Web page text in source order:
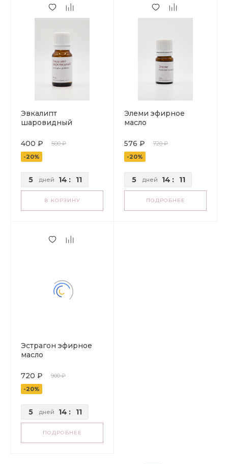
Эвкалипт
шаровидный
мл.
400 ₽
500 ₽
-20%
5 дней 14 : 11
В КОРЗИНУ
Элеми эфирное
масло
576 ₽
720 ₽
-20%
5 дней 14 : 11
ПОДРОБНЕЕ
Эстрагон эфирное
масло
720 ₽
900 ₽
-20%
5 дней 14 : 11
ПОДРОБНЕЕ